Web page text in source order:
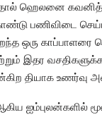
ஹெலனை
பணிவிடை
ஒரு காப்பாளரை
இதர
தியாக உணர்வு
ஐம்புலன்களில்